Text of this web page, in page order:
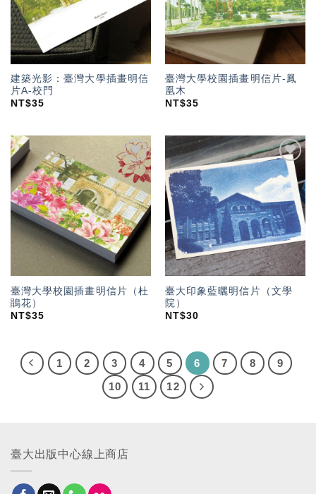
建築光影：臺灣大學插畫明信
片A-校門
NT$35
臺灣大學校園插畫明信片-鳳
凰木
NT$35
加入
「願
望輕
單」
臺灣大學校園插畫明信片（杜
鵑花）
NT$35
加入
「願
望輕
單」
臺大印象藍曬明信片（文學
院）
NT$30
1 2 3 4 5 6 7 8
9
10
11 12
臺大出版中心線上商店